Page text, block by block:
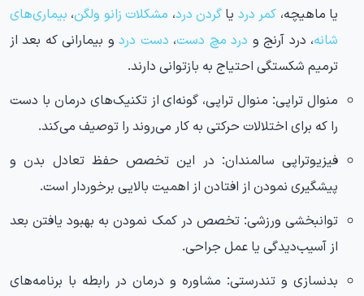
یا ماهیچه، کمر درد یا گردن درد، مشکلات زانو ولگن، بیماری‌های
شانه، درد آرنج و درد مچ دست، دست دردو بیمارانی که بعد از
ترمیم شکستگی احتیاج به بازتوانی دارند.
منوال تراپی: منوال تراپی، گونه‌ای از تکنیک‌های درمان با دست
را که برای اختلالات حرکتی به کار می‌روند را توصیف می‌کند.
فیزیوتراپی سالمندان: در این تخصص حفظ تعادل بدن و
پیشگیری نمودن از افتادن از اهمیت بالایی برخوردار است.
توانبخشی ورزشی: تخصص در کمک نمودن به بهبود یافتن بعد
از آسیب‌دیدگی یا عمل جراحی.
بدنسازی و تندرستی: مشاوره و درمان در رابطه با برنامه‌های